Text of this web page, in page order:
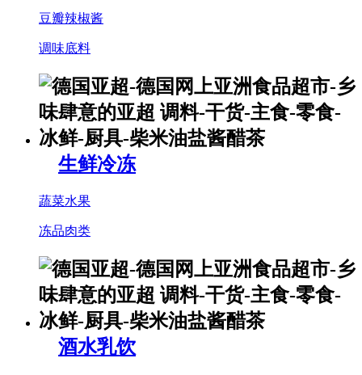
豆瓣辣椒酱
调味底料
生鲜冷冻
蔬菜水果
冻品肉类
酒水乳饮